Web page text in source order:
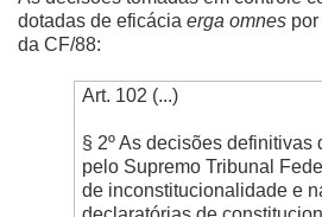
dotadas de eficácia erga omnes
da CF/88:
Art. 102 (...)
§ 2º As decisões definitivas
pelo Supremo Tribunal
de inconstitucionalidade e